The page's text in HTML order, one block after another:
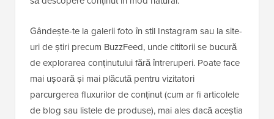
Gândește-te la galerii foto în stil Instagram sau la site-
uri de știri precum BuzzFeed, unde cititorii se bucură
de explorarea conținutului fără întreruperi. Poate face
mai ușoară și mai plăcută pentru vizitatori
parcurgerea fluxurilor de conținut (cum ar fi articolele
de blog sau listele de produse), mai ales dacă aceștia